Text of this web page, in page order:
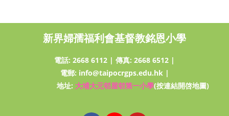
新界婦孺福利會基督教銘恩小學
電話: 2668 6112 | 傳真: 2668 6512 |
電郵: info@taipocrgps.edu.hk|
地址: 大埔大元邨屋邨第一小學(按連結開啓地圖)